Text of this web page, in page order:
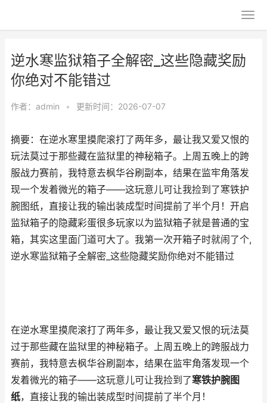
逆水寒监狱箱子全解密_这些隐藏奖励
你绝对不能错过
作者： admin • 更新时间：2026-07-07
摘要：在逆水寒里摸爬滚打了两年多，最让我又爱又恨的
玩法莫过于那些藏在监狱里的神秘箱子。上周五晚上的跨
服战力赛前，我特意去枫华谷刷副本，结果在监牢角落发
现一个发着微光的箱子——这玩意儿可让我捡到了寒铁护
腕图纸，直接让我的输出装成型时间提前了半个月！开启
监狱箱子的隐藏彩蛋很多玩家以为监狱箱子就是普通的宝
箱，其实这里面门道可大了。我第一次开箱子时就闹了个,
逆水寒监狱箱子全解密_这些隐藏奖励你绝对不能错过
在逆水寒里摸爬滚打了两年多，最让我又爱又恨的玩法莫
过于那些藏在监狱里的神秘箱子。上周五晚上的跨服战力
赛前，我特意去枫华谷刷副本，结果在监牢角落发现一个
发着微光的箱子——这玩意儿可让我捡到了寒铁护腕图
纸，直接让我的输出装成型时间提前了半个月！